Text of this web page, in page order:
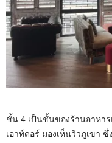
ชั้น 4 เป็นชั้นของร้านอาหา
เอาท์ดอร์ มองเห็นวิวภูเขา